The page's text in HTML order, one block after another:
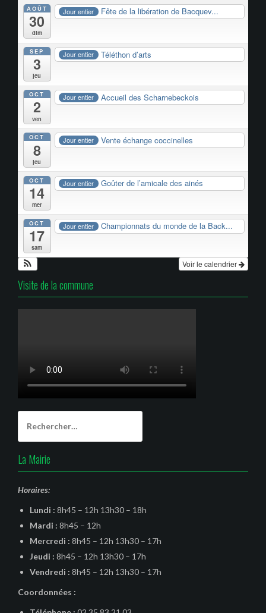
AOÛT
30
dim
Jour entier Fête de la libération de Bacquev...
SEP
3
jeu
Jour entier Téléthon d’arts
OCT
2
ven
Jour entier Accueil des Scharnebeckois
OCT
8
jeu
Jour entier Vente échange coccinelles
OCT
14
mer
Jour entier Goûter de l’amicale des ainés
OCT
17
sam
Jour entier Championnats du monde de la Back...
Voir le calendrier
Visite de la commune
La Mairie
Horaires:
Lundi : 8h45 – 12h 13h30 – 18h
Mardi : 8h45 – 12h
Mercredi : 8h45 – 12h 13h30 – 17h
Jeudi : 8h45 – 12h 13h30 – 17h
Vendredi : 8h45 – 12h 13h30 – 17h
Coordonnées :